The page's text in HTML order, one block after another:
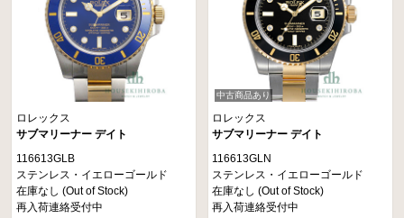
ロレックス
サブマリーナー デイト
116613GLB
ステンレス・イエローゴールド
在庫なし (Out of Stock)
再入荷連絡受付中
中古商品あり
ロレックス
サブマリーナー デイト
116613GLN
ステンレス・イエローゴールド
在庫なし (Out of Stock)
再入荷連絡受付中